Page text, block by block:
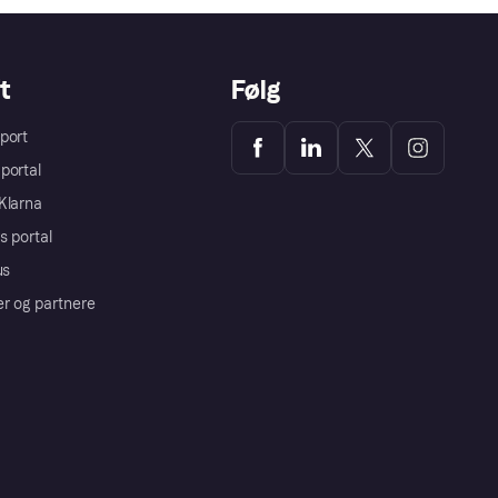
portal
og partnere
Følg